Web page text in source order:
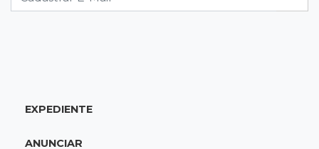
Da fivela de campeã ao sonho internacional:
EXPEDIENTE
ANUNCIAR